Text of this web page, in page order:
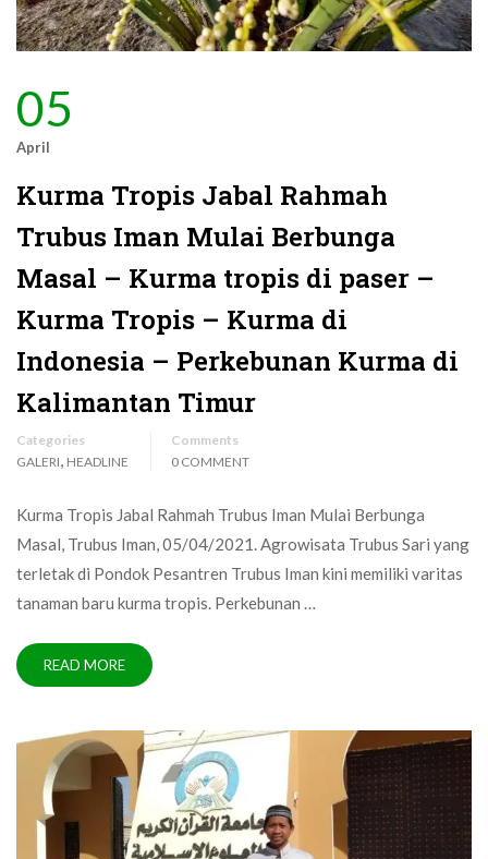
05
April
Kurma Tropis Jabal Rahmah
Trubus Iman Mulai Berbunga
Masal – Kurma tropis di paser –
Kurma Tropis – Kurma di
Indonesia – Perkebunan Kurma di
Kalimantan Timur
Categories
GALERI, HEADLINE
Comments
0 COMMENT
Kurma Tropis Jabal Rahmah Trubus Iman Mulai Berbunga
Masal, Trubus Iman, 05/04/2021. Agrowisata Trubus Sari yang
terletak di Pondok Pesantren Trubus Iman kini memiliki varitas
tanaman baru kurma tropis. Perkebunan …
READ MORE